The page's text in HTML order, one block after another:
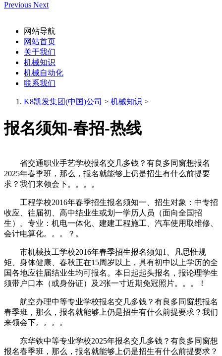
Previous Next
网站导航
网站首页
关于我们
机械知识
机械自动化
联系我们
K8凯发集团(中国)公司 > 机械知识 >
报名须知-春招-热线
省交通职业手艺学校报名交几多钱？有良多同窗想报名
2025年春季班，那么，报名就能够上仍是招生有什么前提要
求？我们来领会下。。。。
工程学校2016年春季招生报名须知一、招生对象：中专招
收应、往届初、高中结业生或划一学历人员（面向全国招
生）。专业：机电一体化、建建工程施工、汽车使用取维修、
会计电算化。。。？。
市机械技工学校2016年春季招生报名须知1、凡思惟规
矩、身体健康、春秋正在15周岁以上，具有初中以上学历的全
国各地应往届结业生均可报名。本日起起头报名，报论理学生
须带户口本（或身份证）及2张一寸近期免冠照片。。。！
航空办理中等专业学校报名交几多钱？有良多同窗想报名
春季班，那么，报名就能够上仍是招生有什么前提要求？我们
来领会下。。。。
东华铁中等专业学校2025年报名交几多钱？有良多同窗想
报名春季班，那么，报名就能够上仍是招生有什么前提要求？